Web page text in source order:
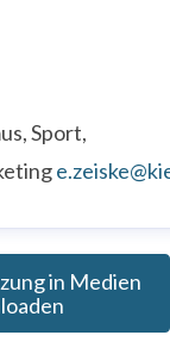
Sport,
in Medien